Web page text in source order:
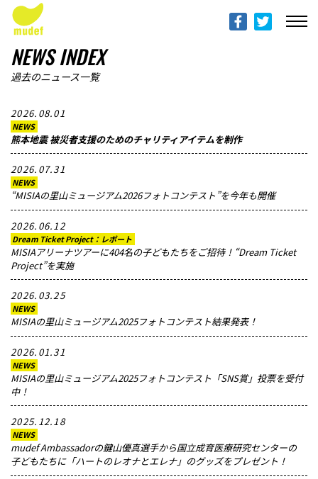
ABOUT mudef（Rhythmedia Foundation）
PROJECTS & ACTITIVIES
プロジェクト
DONATION
寄付のご案内
PROGRESS REPORTS
メッセージ
NEWS INDEX
過去のニュース一覧
2026.08.01
NEWS
熊本地震 被災者支援のためのチャリティアイテムを制作
2026.07.31
NEWS
“MISIAの里山ミュージアム2026フォトコンテスト”を今年も開催
2026.06.12
Dream Ticket Project：レポート
MISIAアリーナツアーに404名の子どもたちをご招待！“Dream Ticket
Project”を実施
2026.03.25
NEWS
MISIAの里山ミュージアム2025フォトコンテスト結果発表！
2026.01.31
NEWS
MISIAの里山ミュージアム2025フォトコンテスト「SNS賞」投票を受付
中！
2025.12.18
NEWS
mudef Ambassadorの鍵山優真選手から国立成育医療研究センターの
子どもたちに「ハートのレオナとエレナ」のグッズをプレゼント！